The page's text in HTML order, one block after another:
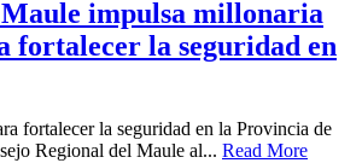
impulsa millonaria
fortalecer la seguridad en
fortalecer la seguridad en la Provincia de
Regional del Maule al... Read More